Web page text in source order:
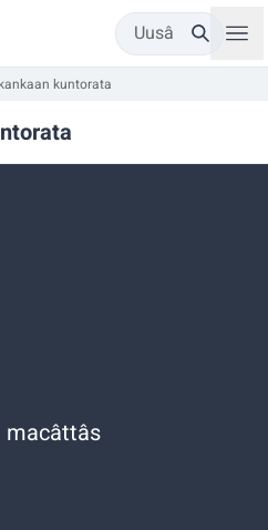
Uusâ
kuntorata
macâttâs